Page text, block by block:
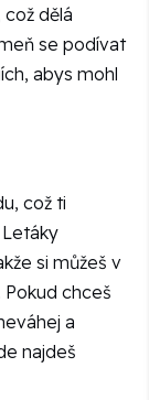
dělá
se podívat
abys mohl
což ti
si můžeš v
chceš
a
najdeš